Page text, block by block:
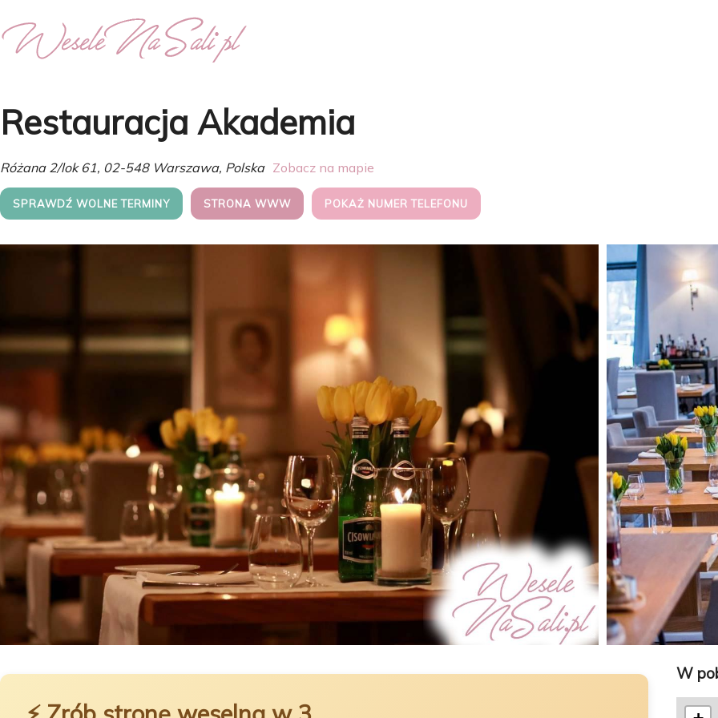
Restauracja Akademia
Różana 2/lok 61, 02-548 Warszawa, Polska Zobacz na mapie
SPRAWDŹ WOLNE TERMINY STRONA WWW POKAŻ NUMER TELEFONU
W